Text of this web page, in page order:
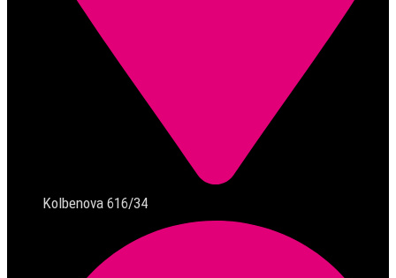
Kolbenova 616/34